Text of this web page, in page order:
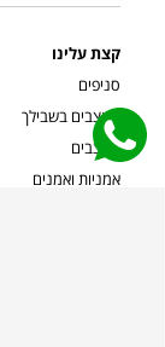
קצת עלינו
סניפים
מעצבים בשבילך
מעצבים
אמניות ואמנים